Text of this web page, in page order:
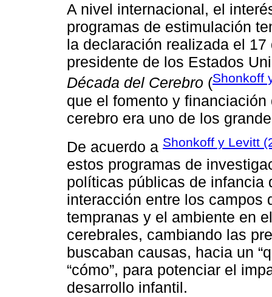
A nivel internacional, el
programas de estimulación
la declaración realizada el
presidente de los Estados
Década del Cerebro (Shonkoff
que el fomento y
cerebro era uno de los
De acuerdo a Shonkoff y Levitt
estos programas de
políticas públicas de infancia
interacción entre los campos
tempranas y el ambiente en
cerebrales, cambiando las
buscaban causas, hacia un
“cómo”, para potenciar el
desarrollo infantil.